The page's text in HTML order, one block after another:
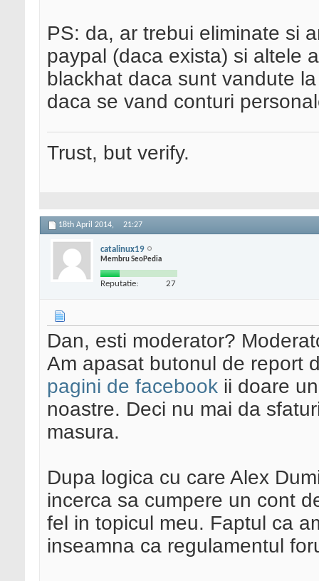
PS: da, ar trebui eliminate si
paypal (daca exista) si altele
blackhat daca sunt vandute
daca se vand conturi
Trust, but verify.
18th April 2014, 21:27
catalinux19
Membru SeoPedia
Reputatie: 27
Dan, esti moderator?
Am apasat butonul de report
pagini de facebook ii doare
noastre. Deci nu mai da
masura.
Dupa logica cu care Alex
incerca sa cumpere un cont
fel in topicul meu. Faptul ca
inseamna ca regulamentul